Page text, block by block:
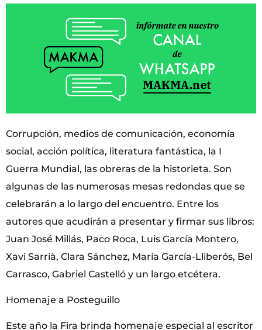
Corrupción, medios de comunicación, economía
social, acción política, literatura fantástica, la I
Guerra Mundial, las obreras de la historieta. Son
algunas de las numerosas mesas redondas que se
celebrarán a lo largo del encuentro. Entre los
autores que acudirán a presentar y firmar sus libros:
Juan José Millás, Paco Roca, Luis García Montero,
Xavi Sarrià, Clara Sánchez, María García-Lliberós, Bel
Carrasco, Gabriel Castelló y un largo etcétera.
Homenaje a Posteguillo
Este año la Fira brinda homenaje especial al escritor